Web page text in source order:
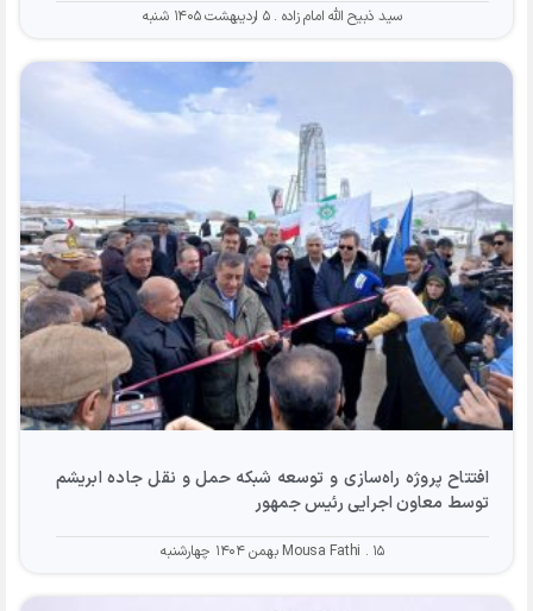
سید ذبیح الله امام زاده ۵ اردیبهشت ۱۴۰۵ شنبه
افتتاح پروژه راه‌سازی و توسعه شبکه حمل و نقل جاده ابریشم
توسط معاون اجرایی رئیس جمهور
Mousa Fathi ۱۵ بهمن ۱۴۰۴ چهارشنبه